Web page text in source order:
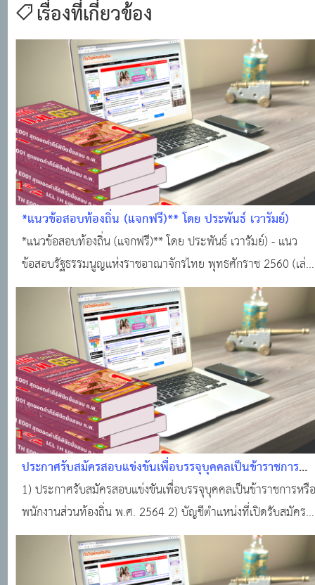
เรื่องที่เกี่ยวข้อง
*แนวข้อสอบท้องถิ่น (แจกฟรี)** โดย ประพันธ์ เวารัมย์)
*แนวข้อสอบท้องถิ่น (แจกฟรี)** โดย ประพันธ์ เวารัมย์) - แนว
ข้อสอบรัฐธรรมนูญแห่งราชอาณาจักรไทย พุทธศักราช 2560 (เล่ม
ที่ 16) - แนวข้อสอบพระราชบัญญัติระเบียบบริหารราชการแผ่น
ดิน พ.ศ. 2534 แก้ไขเพิ่มเติมถึงฉบับที่ 8 พ.ศ. 2553 - แนวข้อสอบ
ภาค ก. (ท้องถิ่น / กทม.
ประกาศรับสมัครสอบแข่งขันเพื่อบรรจุบุคคลเป็นข้าราชการ
หรือพนักงานส่วนท้องถิ่น พ.ศ. 2564
1) ประกาศรับสมัครสอบแข่งขันเพื่อบรรจุบุคคลเป็นข้าราชการหรื
พนักงานส่วนท้องถิ่น พ.ศ. 2564 2) บัญชีตำแหน่งที่เปิดรับสมัคร
3) บัญชีลักษณะงานที่ปฏิบัติ 4) หลักสูตรและวิธีการสอบแข่งขัน